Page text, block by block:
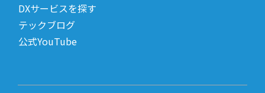
DXサービスを探す
テックブログ
公式YouTube